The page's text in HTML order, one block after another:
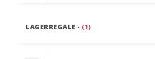
LAGERREGALE - (1)